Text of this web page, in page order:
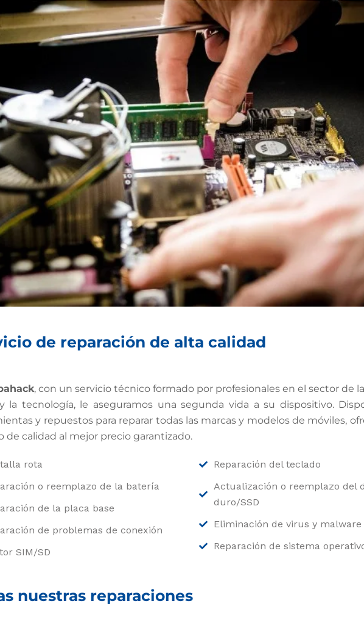
de reparación de alta calidad
, con un servicio técnico formado por profesionales en el sector de
la tecnología, le aseguramos una segunda vida a su dispositivo.
y repuestos para reparar todas las marcas y modelos de móviles,
de calidad al mejor precio garantizado.
rota
o reemplazo de la batería
de la placa base
de problemas de conexión
SIM/SD
Reparación del teclado
Actualización o reemplazo del
duro/SSD
Eliminación de virus y malware
Reparación de sistema
nuestras reparaciones